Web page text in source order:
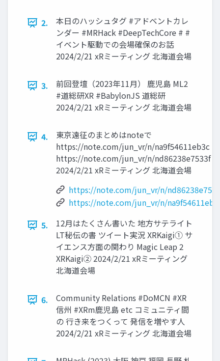
2.
本日のハッシュタグ #アドベントカレ
ンダー #MRHack #DeepTechCore # #
イベント駆動での会場確保のお話
2024/2/21 xRミーティング 北海道会場
3.
前回登壇（2023年11月） 鹿児島 ML2
#道総研XR #BabylonJS 道総研
2024/2/21 xRミーティング 北海道会場
4.
東京遠征のまとめはnoteで
https://note.com/jun_vr/n/na9f54611eb3c
https://note.com/jun_vr/n/nd86238e7533f
2024/2/21 xRミーティング 北海道会場
https://note.com/jun_vr/n/
https://note.com/jun_vr/n/
5.
12月はたくさん書いた 地方サテライト
LT秘伝の書 ツイート実況 XRKaigi① サ
イエンス方面の関わり Magic Leap 2
XRKaigi② 2024/2/21 xRミーティング
北海道会場
6.
Community Relations #DoMCN #XR
信州 #XRm鹿児島 etc コミュニティ間
の 行き来をつくって 発信を増やす人
2024/2/21 xRミーティング 北海道会場